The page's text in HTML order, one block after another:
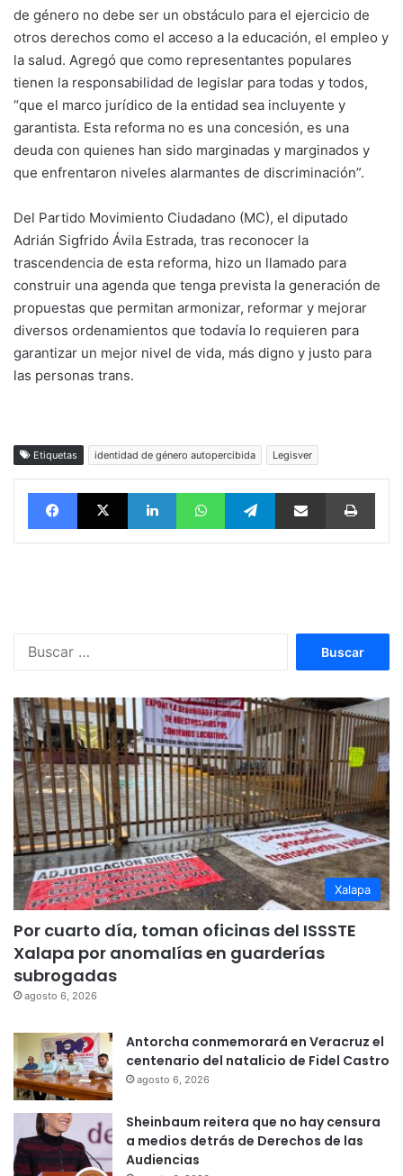
de género no debe ser un obstáculo para el ejercicio de
otros derechos como el acceso a la educación, el empleo y
la salud. Agregó que como representantes populares
tienen la responsabilidad de legislar para todas y todos,
“que el marco jurídico de la entidad sea incluyente y
garantista. Esta reforma no es una concesión, es una
deuda con quienes han sido marginadas y marginados y
que enfrentaron niveles alarmantes de discriminación”.
Del Partido Movimiento Ciudadano (MC), el diputado
Adrián Sigfrido Ávila Estrada, tras reconocer la
trascendencia de esta reforma, hizo un llamado para
construir una agenda que tenga prevista la generación de
propuestas que permitan armonizar, reformar y mejorar
diversos ordenamientos que todavía lo requieren para
garantizar un mejor nivel de vida, más digno y justo para
las personas trans.
Etiquetas identidad de género autopercibida Legisver
FacebookX LinkedInWhatsAppTelegramvía email
Xalapa
Por cuarto día, toman oficinas del ISSSTE
Xalapa por anomalías en guarderías
subrogadas
agosto 6, 2026
Antorcha conmemorará en Veracruz el
centenario del natalicio de Fidel Castro
agosto 6, 2026
Sheinbaum reitera que no hay censura
a medios detrás de Derechos de las
Audiencias